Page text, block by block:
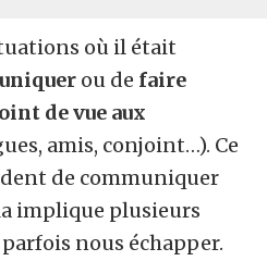
où il était
ou de faire
de vue aux
amis, conjoint…). Ce
de communiquer
implique plusieurs
nous échapper.